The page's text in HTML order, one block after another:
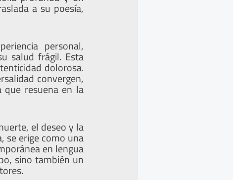
a su poesía,
personal,
salud frágil. Esta
dolorosa.
convergen,
resuena en la
el deseo y la
se erige como una
en lengua
sino también un